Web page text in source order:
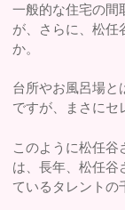
一般的な住宅の間
が、さらに、松任
か。
台所やお風呂場と
ですが、まさにセ
このように松任谷
は、長年、松任谷
ているタレントの